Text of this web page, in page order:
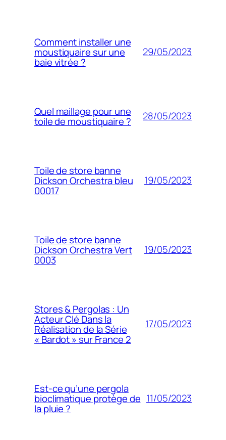
Comment installer une
moustiquaire sur une
baie vitrée ?
29/05/2023
Quel maillage pour une
toile de moustiquaire ? 28/05/2023
Toile de store banne
Dickson Orchestra bleu
00017
19/05/2023
Toile de store banne
Dickson Orchestra Vert
0003
19/05/2023
Stores & Pergolas : Un
Acteur Clé Dans la
Réalisation de la Série
« Bardot » sur France 2
17/05/2023
Est-ce qu’une pergola
bioclimatique protège de
la pluie ?
11/05/2023